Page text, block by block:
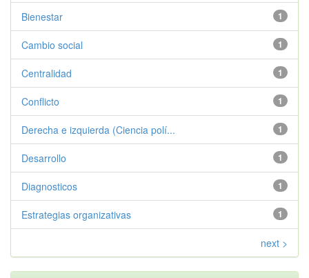
1
Bienestar
1
Cambio social
1
Centralidad
1
Conflicto
1
Derecha e izquierda (Ciencia polí...
1
Desarrollo
1
Diagnosticos
1
Estrategias organizativas
next >